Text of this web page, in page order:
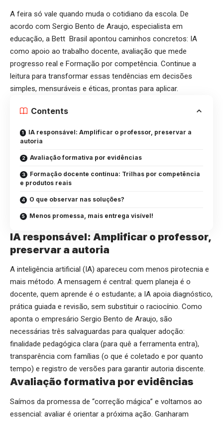
A feira só vale quando muda o cotidiano da escola. De
acordo com Sergio Bento de Araujo, especialista em
educação, a Bett Brasil apontou caminhos concretos: IA
como apoio ao trabalho docente, avaliação que mede
progresso real e Formação por competência. Continue a
leitura para transformar essas tendências em decisões
simples, mensuráveis e éticas, prontas para aplicar.
Contents
IA responsável: Amplificar o professor, preservar a
autoria
Avaliação formativa por evidências
Formação docente contínua: Trilhas por competência
e produtos reais
O que observar nas soluções?
Menos promessa, mais entrega visível!
IA responsável: Amplificar o professor,
preservar a autoria
A inteligência artificial (IA) apareceu com menos pirotecnia e
mais método. A mensagem é central: quem planeja é o
docente, quem aprende é o estudante; a IA apoia diagnóstico,
prática guiada e revisão, sem substituir o raciocínio. Como
aponta o empresário Sergio Bento de Araujo, são
necessárias três salvaguardas para qualquer adoção:
finalidade pedagógica clara (para quê a ferramenta entra),
transparência com famílias (o que é coletado e por quanto
tempo) e registro de versões para garantir autoria discente.
Avaliação formativa por evidências
Saímos da promessa de “correção mágica” e voltamos ao
essencial: avaliar é orientar a próxima ação. Ganharam